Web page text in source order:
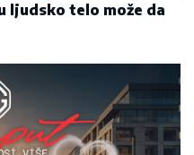
ljudsko telo može da